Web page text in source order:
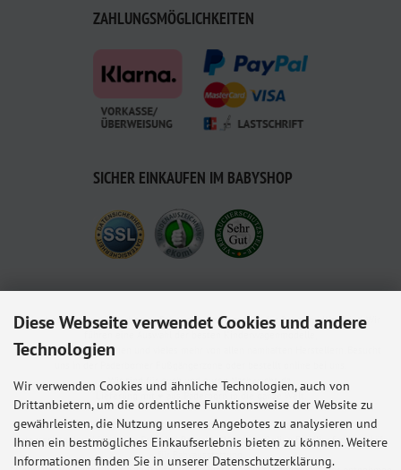
ZAHLUNGSMÖGLICHKEITEN
SICHER EINKAUFEN IM BABYSHOP
Babyshop.de - euer Paderborner Babymarkt-Fachgeschäft für Baby und Kleinkind. Wir
Kindersitze, Babybettchen und vieles mehr von allen namhaften Herstellern. Besucht
Wir sind für euch und euren Nachwuchs da.
Lieferung mit ♥ aus Paderborn in die ganze Welt.
Alle Preise inkl. gesetzl. MwSt. zzgl.Versandkosten. Die durchgestrichenen Preise
entsprechen dem bisherigen Preis bei Babyshop Hunstig - Online Familienfachgeschäft
für Babyausstattung.
Diese Webseite verwendet Cookies und andere
Technologien
Wir verwenden Cookies und ähnliche Technologien, auch von
Drittanbietern, um die ordentliche Funktionsweise der Website zu
gewährleisten, die Nutzung unseres Angebotes zu analysieren und
Ihnen ein bestmögliches Einkaufserlebnis bieten zu können. Weitere
Informationen finden Sie in unserer Datenschutzerklärung.